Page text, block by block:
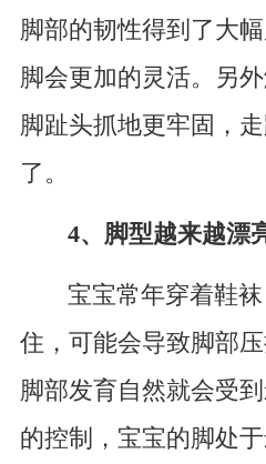
脚部的韧性得到了大
脚会更加的灵活。另
脚趾头抓地更牢固，
了。
4、脚型越来越漂
宝宝常年穿着鞋
住，可能会导致脚部
脚部发育自然就会受
的控制，宝宝的脚处